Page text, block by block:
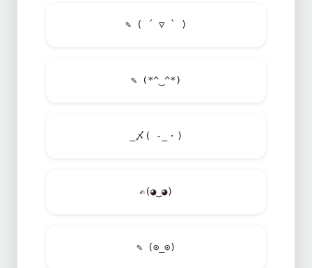
✎ ( ´ ▽ ` )
✎ (*^‿^*)
_〆( -_・)
✍(◕‿◕)
✎ (⊙_⊙)